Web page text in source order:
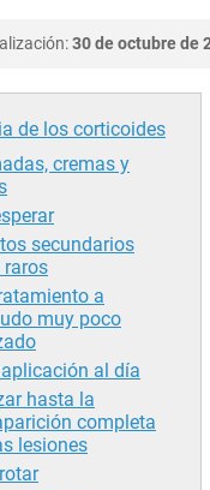
30 de octubre de
de los corticoides
cremas y
secundarios
raros
a
muy poco
al día
hasta la
completa
lesiones